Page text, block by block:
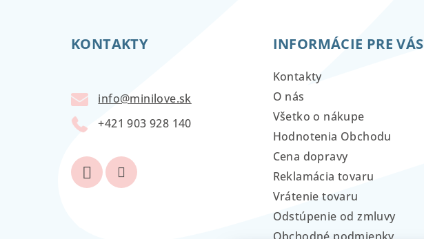
KONTAKTY
info@minilove.sk
+421 903 928 140
INFORMÁCIE PRE VÁS
Kontakty
O nás
Všetko o nákupe
Hodnotenia Obchodu
Cena dopravy
Reklamácia tovaru
Vrátenie tovaru
Odstúpenie od zmluvy